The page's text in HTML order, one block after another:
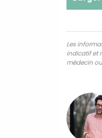
Les
indicatif et
médecin